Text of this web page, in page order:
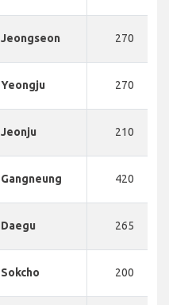
Jeongseon 270
Yeongju 270
Jeonju 210
Gangneung 420
Daegu 265
Sokcho 200